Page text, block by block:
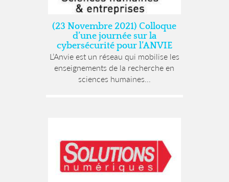
(23 Novembre 2021) Colloque
d’une journée sur la
cybersécurité pour l’ANVIE
L’Anvie est un réseau qui mobilise les
enseignements de la recherche en
sciences humaines...